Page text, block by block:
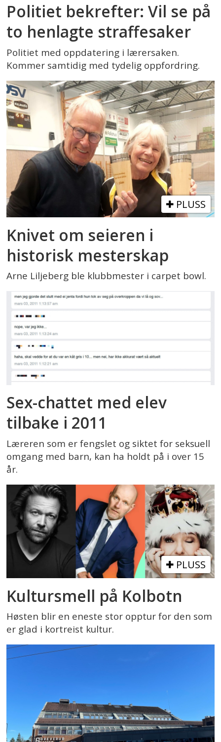
Politiet bekrefter: Vil se på
to henlagte straffesaker
Politiet med oppdatering i lærersaken.
Kommer samtidig med tydelig oppfordring.
PLUSS
Knivet om seieren i
historisk mesterskap
Arne Liljeberg ble klubbmester i carpet bowl.
Sex-chattet med elev
tilbake i 2011
Læreren som er fengslet og siktet for seksuell
omgang med barn, kan ha holdt på i over 15
år.
PLUSS
Kultursmell på Kolbotn
Høsten blir en eneste stor opptur for den som
er glad i kortreist kultur.